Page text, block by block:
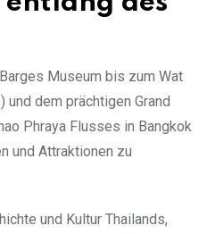
Museum bis zum Wat
und dem prächtigen Grand
Phraya Flusses in Bangkok
und Attraktionen zu
und Kultur Thailands,